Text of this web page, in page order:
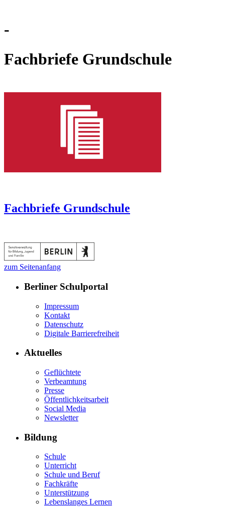
-
Fachbriefe Grundschule
Fachbriefe Grundschule
zum Seitenanfang
Berliner Schulportal
Impressum
Kontakt
Datenschutz
Digitale Barrierefreiheit
Aktuelles
Geflüchtete
Verbeamtung
Presse
Öffentlichkeitsarbeit
Social Media
Newsletter
Bildung
Schule
Unterricht
Schule und Beruf
Fachkräfte
Unterstützung
Lebenslanges Lernen